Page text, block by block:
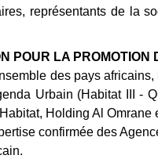
représentants de la
POUR LA PROMOTION
des pays
Urbain (Habitat III
Holding Al Omrane
confirmée des